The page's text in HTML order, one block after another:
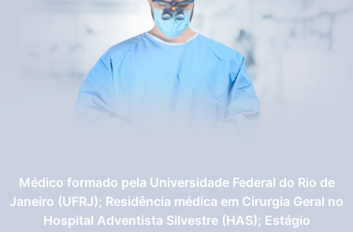
delicada próximo a um nervo o resultado foi
muito bom, sem nenhuma sequela e com um pós-
operatório muito tranquilo.
Médico formado pela Universidade Federal do Rio de
Janeiro (UFRJ); Residência médica em Cirurgia Geral no
Hospital Adventista Silvestre (HAS); Estágio